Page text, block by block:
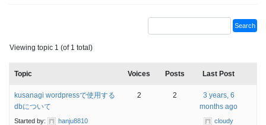
Viewing topic 1 (of 1 total)
Topic Voices Posts Last Post
kusanagi wordpressで使用する
dbについて
Started by:
hanju8810
2 2
3 years, 6
months ago
cloudy